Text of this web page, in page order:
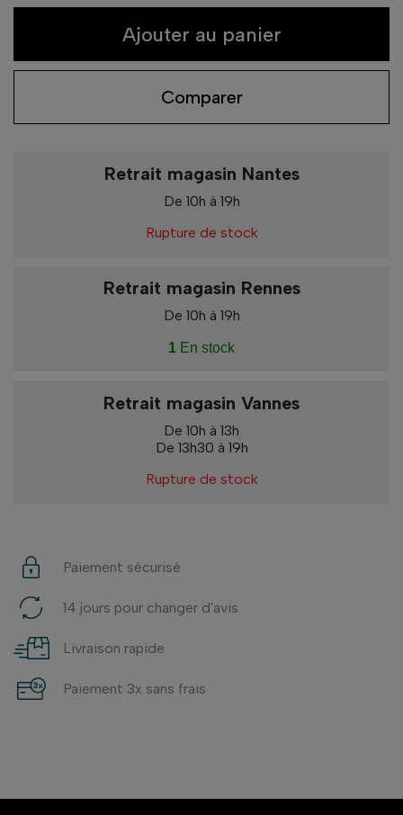
Ajouter au panier
Comparer
Retrait magasin Nantes
De 10h à 19h
Rupture de stock
Retrait magasin Rennes
De 10h à 19h
1 En stock
Retrait magasin Vannes
De 10h à 13h
De 13h30 à 19h
Rupture de stock
Paiement sécurisé
14 jours pour changer d'avis
Livraison rapide
Paiement 3x sans frais